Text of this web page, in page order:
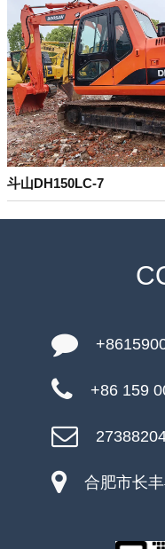
斗山DH150LC-7
+86 159
合肥市长